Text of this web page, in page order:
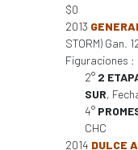
$0
2013
STORM) Gan.
Figuraciones :
2° 2
SUR,
4°
CHC
2014 DULCE